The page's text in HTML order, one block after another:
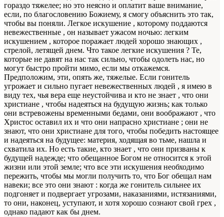
гораздо тяжелее; но это неясно и оплатит ваше внимание,
если, по благословению Божиему, я смогу объяснить это так,
чтобы вы поняли. Легкое искушение , которому поддаются
невежественные , он называет ужасом ночью: легким
искушением , которое поражает людей хорошо знающих ,
стрелой, летящей днем. Что такое легкие искушения ? Те,
которые не давят на нас так сильно, чтобы одолеть нас, но
могут быстро пройти мимо, если мы откажемся.
Предположим, эти, опять же, тяжелые. Если гонитель
угрожает и сильно пугает невежественных людей , я имею в
виду тех, чья вера еще неустойчива и кто не знает , что они
христиане , чтобы надеяться на будущую жизнь; как только
они встревожены временными бедами, они воображают , что
Христос оставил их и что они напрасно христиане ; они не
знают, что они христиане для того, чтобы победить настоящее
и надеяться на будущее: материя, ходящая во тьме, нашла и
схватила их. Но есть такие, кто знает , что они призваны к
будущей надежде; что обещанное Богом не относится к этой
жизни или этой земле; что все эти искушения необходимо
пережить, чтобы мы могли получить то, что Бог обещал нам
навеки; все это они знают : когда же гонитель сильнее их
подгоняет и подвергает угрозами, наказаниями, истязаниями,
то они, наконец, уступают, и хотя хорошо сознают свой грех ,
однако падают как бы днем.